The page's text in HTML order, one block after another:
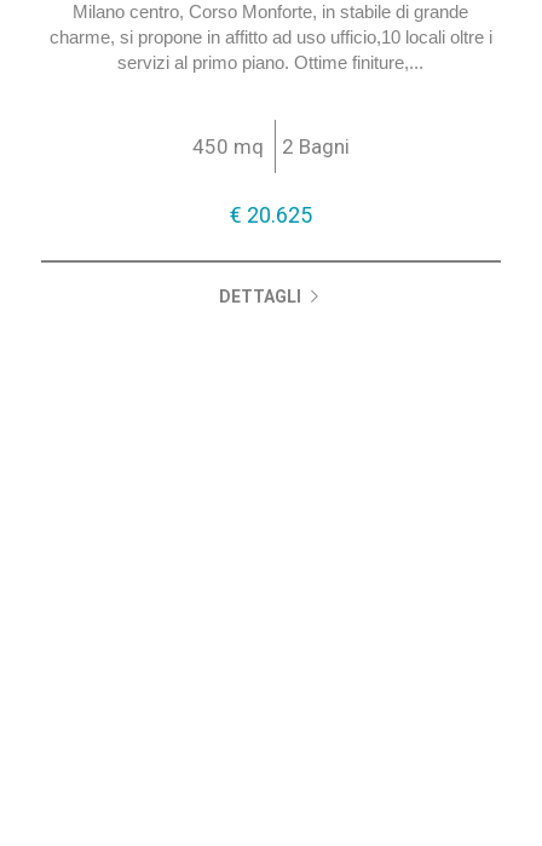
Milano centro, Corso Monforte, in stabile di grande
charme, si propone in affitto ad uso ufficio,10 locali oltre i
servizi al primo piano. Ottime finiture,...
450 mq 2 Bagni
€ 20.625
DETTAGLI